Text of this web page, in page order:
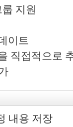
지원
이트
직접적으로
내용 저장